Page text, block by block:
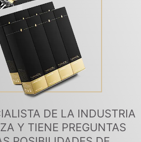
DE LA INDUSTRIA
Y TIENE PREGUNTAS